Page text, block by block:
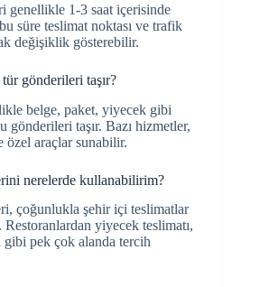
genellikle 1-3 saat içerisinde
süre teslimat noktası ve trafik
değişiklik gösterebilir.
gönderileri taşır?
belge, paket, yiyecek gibi
gönderileri taşır. Bazı hizmetler,
özel araçlar sunabilir.
nerelerde kullanabilirim?
çoğunlukla şehir içi teslimatlar
Restoranlardan yiyecek teslimatı,
pek çok alanda tercih